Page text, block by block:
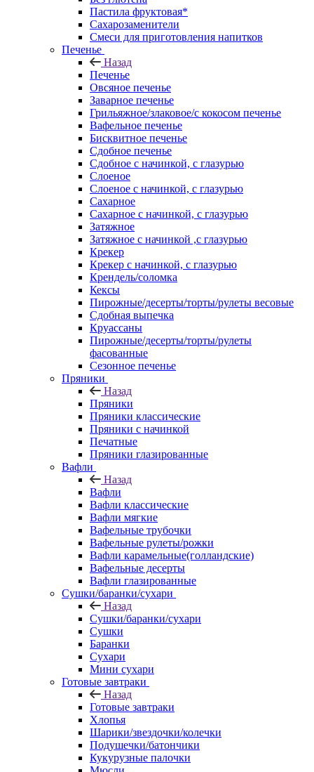
Пастила фруктовая*
Сахарозаменители
Смеси для приготовления напитков
Печенье
Назад
Печенье
Овсяное печенье
Заварное печенье
Грильяжное/злаковое/с кокосом печенье
Вафельное печенье
Бисквитное печенье
Сдобное печенье
Сдобное с начинкой, с глазурью
Слоеное
Слоеное с начинкой, с глазурью
Сахарное
Сахарное с начинкой, с глазурью
Затяжное
Затяжное с начинкой ,с глазурью
Крекер
Крекер с начинкой, с глазурью
Крендель/соломка
Кексы
Пирожные/десерты/торты/рулеты весовые
Сдобная выпечка
Круассаны
Пирожные/десерты/торты/рулеты
фасованные
Сезонное печенье
Пряники
Назад
Пряники
Пряники классические
Пряники с начинкой
Печатные
Пряники глазированные
Вафли
Назад
Вафли
Вафли классические
Вафли мягкие
Вафельные трубочки
Вафельные рулеты/рожки
Вафли карамельные(голландские)
Вафельные десерты
Вафли глазированные
Сушки/баранки/сухари
Назад
Сушки/баранки/сухари
Сушки
Баранки
Сухари
Мини сухари
Готовые завтраки
Назад
Готовые завтраки
Хлопья
Шарики/звездочки/колечки
Подушечки/батончики
Кукурузные палочки